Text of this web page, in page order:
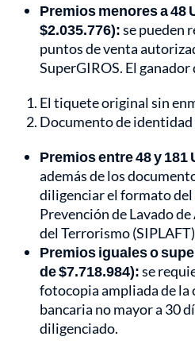
Premios menores a 48
$2.035.776):se pueden
puntos de venta
SuperGIROS. El
El tiquete original sin
Documento de
Premios entre 48 y 181
además de los
diligenciar el formato
Prevención de Lavado
del Terrorismo
Premios iguales o
de $7.718.984):se
fotocopia ampliada de la
bancaria no mayor a 30
diligenciado.